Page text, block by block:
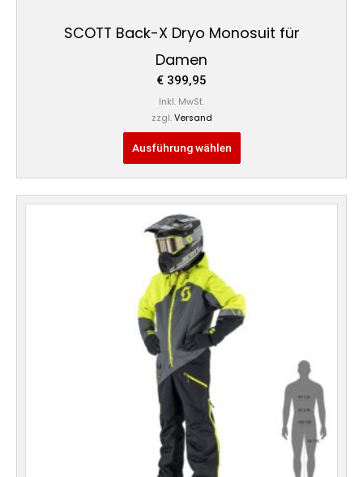
SCOTT Back-X Dryo Monosuit für
Damen
€ 399,95
Inkl. MwSt.
zzgl. Versand
Ausführung wählen
Dieses
Produkt
weist
mehrere
Varianten
auf.
Die
Optionen
können
auf
der
Produktseite
gewählt
werden